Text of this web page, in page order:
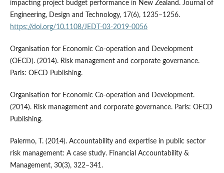
impacting project budget performance in New Zealand. Journal of
Engineering, Design and Technology, 17(6), 1235–1256.
https://doi.org/10.1108/JEDT-03-2019-0056
Organisation for Economic Co-operation and Development
(OECD). (2014). Risk management and corporate governance.
Paris: OECD Publishing.
Organisation for Economic Co-operation and Development.
(2014). Risk management and corporate governance. Paris: OECD
Publishing.
Palermo, T. (2014). Accountability and expertise in public sector
risk management: A case study. Financial Accountability &
Management, 30(3), 322–341.